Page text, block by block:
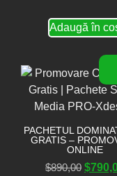
Adaugă în
PACHETUL
GRATIS –
ONLINE
$890,00 $